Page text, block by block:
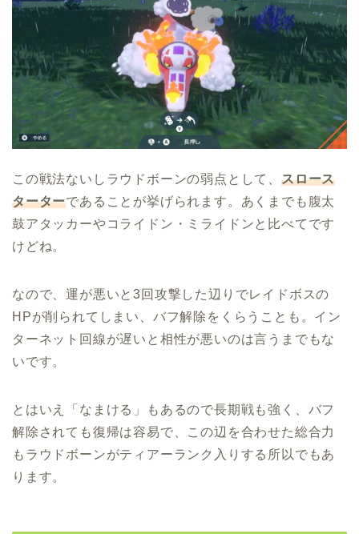
この戦法ないしラウドボーンの弱点として、 スロース
ターターであることが挙げられます。あくまでも腹太
鼓アタッカーやコライドン・ミライドンと比べてです
けどね。
なので、運が悪いと3回攻撃した辺りでレイドボスの
HPが削られてしまい、バフ解除をくらうことも。イン
ターネット回線が遅いと相性が悪いのは言うまでもな
いです。
とはいえ「なまける」もあるので長期戦も強く、バフ
解除されても復帰は容易で、この辺を合わせた総合力
もラウドボーンがティアーランク入りする所以でもあ
ります。